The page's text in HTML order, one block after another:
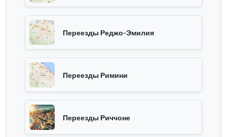
Переезды Реджо-Эмилия
Переезды Римини
Переезды Риччоне